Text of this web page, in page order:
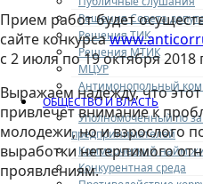
Решения Совета
Решения ТИК
Решения МТИК
МЦУР
Антимонопольный
ОБЩЕСТВО И ВЛАСТЬ
Уполномоченный по
предпринимателей
Коммерческий найм
Конкурентная среда
Прием работ будет
сайте конкурса
с 2 июля по 19 октября 2018
Выражаем надежду, что
привлечет внимание к
молодежи, но и взрослого
выработки нетерпимого
проявлениям.